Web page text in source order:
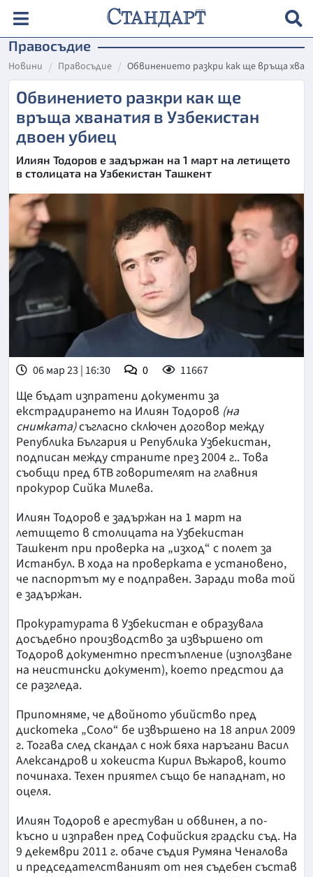
Правосъдие
Новини Правосъдие Обвинението разкри как ще връща
Обвинението разкри как ще
връща хванатия в Узбекистан
двоен убиец
Илиян Тодоров е задържан на 1 март на летището
в столицата на Узбекистан Ташкент
06 мар 23 | 16:30 0 11667
Ще бъдат изпратени документи за
екстрадирането на Илиян Тодоров (на
снимката)съгласно сключен договор между
Република България и Република Узбекистан,
подписан между страните през 2004 г.. Това
съобщи пред бТВ говорителят на главния
прокурор Сийка Милева.
Илиян Тодоров е задържан на 1 март на
летището в столицата на Узбекистан
Ташкент при проверка на „изход“ с полет за
Истанбул. В хода на проверката е установено,
че паспортът му е подправен. Заради това той
е задържан.
Прокуратурата в Узбекистан е образувала
досъдебно производство за извършено от
Тодоров документно престъпление (използване
на неистински документ), което предстои да
се разгледа.
Припомняме, че двойното убийство пред
дискотека „Соло“ бе извършено на 18 април 2009
г. Тогава след скандал с нож бяха наръгани Васил
Александров и хокеиста Кирил Въжаров, които
починаха. Техен приятел също бе нападнат, но
оцеля.
Илиян Тодоров е арестуван и обвинен, а по-
късно и изправен пред Софийския градски съд. На
9 декември 2011 г. обаче съдия Румяна Ченалова
и председателстваният от нея съдебен състав